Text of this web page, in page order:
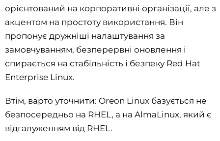
орієнтований на корпоративні організації, але з
акцентом на простоту використання. Він
пропонує дружніші налаштування за
замовчуванням, безперервні оновлення і
спирається на стабільність і безпеку Red Hat
Enterprise Linux.
Втім, варто уточнити: Oreon Linux базується не
безпосередньо на RHEL, а на AlmaLinux, який є
відгалуженням від RHEL.